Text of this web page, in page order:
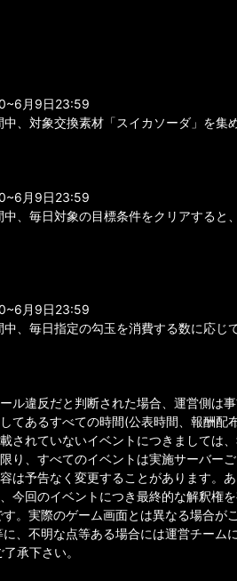
月9日23:59
、対象交換素材「スイカソーダ」を集
月9日23:59
、毎日対象の目標条件をクリアすると
月9日23:59
、毎日指定の勾玉を消費する数に応じ
ル違反だと判断された場合、運営側は
てあるすべての時間(公表時間、報酬配
されていないイベントにつきましては
り、すべてのイベントは実施サーバー
は予告なく変更することがあります。あ
今回のイベントにつき最終的な解釈権を
。実際のゲーム画面とは異なる場合がご
、不明な点等ある場合には運営チー
承下さい。